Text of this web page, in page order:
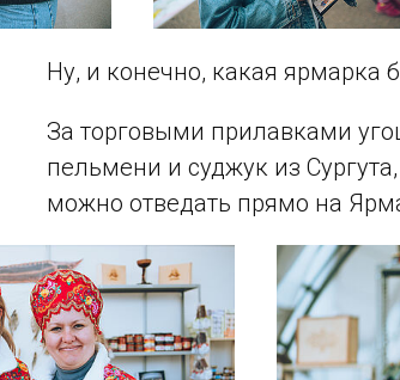
Ну, и конечно, какая ярмарка
За торговыми прилавками
пельмени и суджук из
можно отведать прямо на